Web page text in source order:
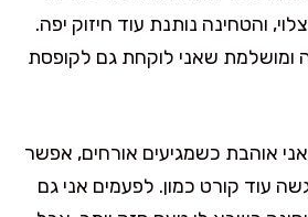
והטחינה נותנת עוד חיזוק יפה.
ומושלמת שאני לוקחת גם לקופסת
אוהבת כשמגיעים אורחים, אפשר
עוד קורט כמון. לפעמים אני גם